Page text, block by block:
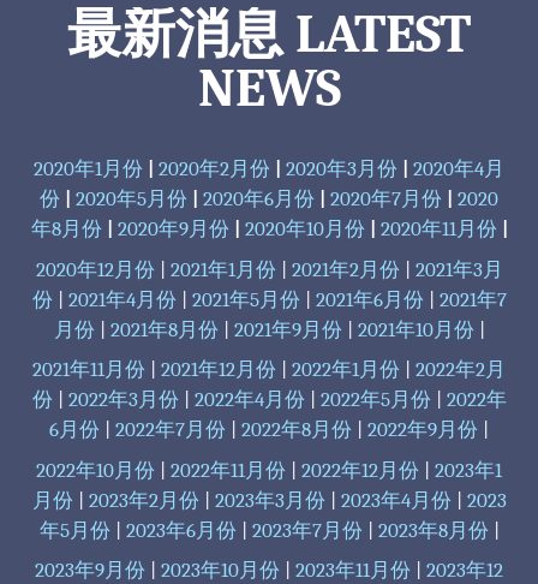
最新消息 LATEST
NEWS
2020年1月份 2020年2月份 2020年3月份
2020年4月
份
2020年5月份 2020年6月份 2020年7月份
2020
年8月份| 2020年9月份 2020年10月份 2020年11月份
2020年12月份| 2021年1月份| 2021年2月份| 2021年3月
份| 2021年4月份| 2021年5月份| 2021年6月份| 2021年7
月份| 2021年8月份| 2021年9月份| 2021年10月份|
2021年11月份
2021年12月份 2022年1月份
2022年2月
份| 2022年3月份| 2022年4月份| 2022年5月份| 2022年
6月份
2022年7月份 2022年8月份 2022年9月份
2022年10月份
2022年11月份 2022年12月份
2023年1
月份| 2023年2月份| 2023年3月份| 2023年4月份| 2023
年5月份| 2023年6月份| 2023年7月份| 2023年8月份|
2023年9月份
2023年10月份 2023年11月份
2023年12